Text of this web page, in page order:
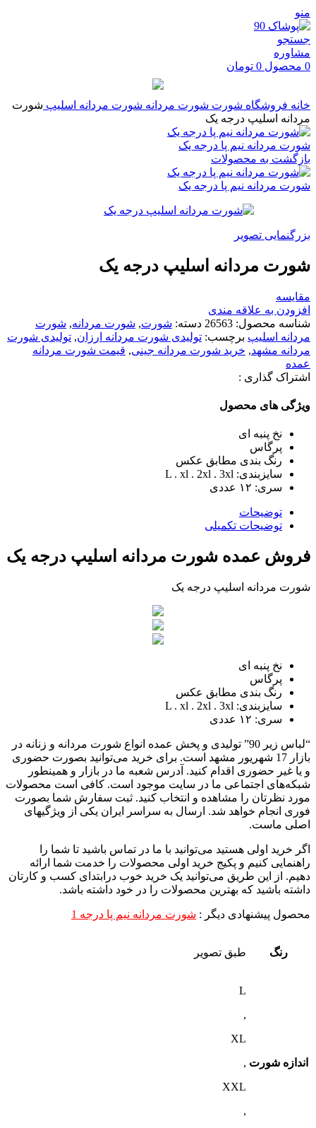
منو
جستجو
مشاوره
0 محصول 0 تومان
خانه فروشگاه شورت شورت مردانه شورت مردانه اسلیپ شورت
مردانه اسلیپ درجه یک
شورت مردانه نیم پا درجه یک
بازگشت به محصولات
شورت مردانه نیم پا درجه یک
بزرگنمایی تصویر
شورت مردانه اسلیپ درجه یک
مقایسه
افزودن به علاقه مندی
شناسه محصول: 26563 دسته: شورت, شورت مردانه, شورت
مردانه اسلیپ برچسب: تولیدی شورت مردانه ارزان, تولیدی شورت
مردانه مشهد, خرید شورت مردانه جینی, قیمت شورت مردانه
عمده
اشتراک گذاری :
ویژگی های محصول
نخ پنبه ای
پرگاس
رنگ بندی مطابق عکس
سایزبندی: L . xl . 2xl . 3xl
سری: ١٢ عددی
توضیحات
توضیحات تکمیلی
فروش عمده شورت مردانه اسلیپ درجه یک
شورت مردانه اسلیپ درجه یک
نخ پنبه ای
پرگاس
رنگ بندی مطابق عکس
سایزبندی: L . xl . 2xl . 3xl
سری: ١٢ عددی
“لباس زیر 90” تولیدی و پخش عمده انواع شورت مردانه و زنانه در
بازار 17 شهریور مشهد است. برای خرید می‌توانید بصورت حضوری
و یا غیر حضوری اقدام کنید. آدرس شعبه ما در بازار و همینطور
شبکه‌های اجتماعی ما در سایت موجود است. کافی است محصولات
مورد نظرتان را مشاهده و انتخاب کنید. ثبت سفارش شما بصورت
فوری انجام خواهد شد. ارسال به سراسر ایران یکی از ویژگیهای
اصلی ماست.
اگر خرید اولی هستید می‌توانید با ما در تماس باشید تا شما را
راهنمایی کنیم و پکیج خرید اولی محصولات را خدمت شما ارائه
دهیم. از این طریق می‌توانید یک خرید خوب درابتدای کسب و کارتان
داشته باشید که بهترین محصولات را در خود داشته باشد.
محصول پیشنهادی دیگر : شورت مردانه نیم پا درجه 1
رنگ طبق تصویر
اندازه شورت
L
,
XL
,
XXL
,